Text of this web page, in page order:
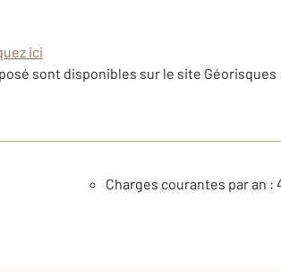
ici
sont disponibles sur le site
Charges courantes par an :